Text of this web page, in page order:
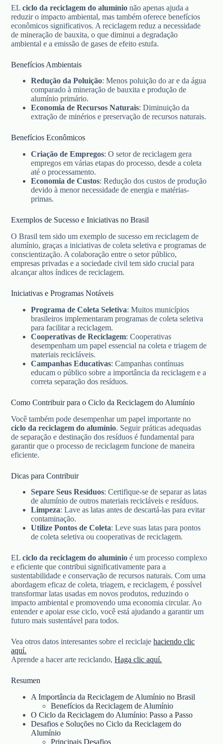
ELciclo da reciclagem do alumínio não apenas ajuda a
reduzir o impacto ambiental, mas também oferece benefícios
econômicos significativos. A reciclagem reduz a necessidade
de mineração de bauxita, o que diminui a degradação
ambiental e a emissão de gases de efeito estufa.
Benefícios Ambientais
Redução da Poluição: Menos poluição do ar e da água
comparado à mineração de bauxita e produção de
alumínio primário.
Economia de Recursos Naturais: Diminuição da
extração de minérios e preservação de recursos naturais.
Benefícios Econômicos
Criação de Empregos: O setor de reciclagem gera
empregos em várias etapas do processo, desde a coleta
até o processamento.
Economia de Custos: Redução dos custos de produção
devido à menor necessidade de energia e matérias-
primas.
Exemplos de Sucesso e Iniciativas no Brasil
O Brasil tem sido um exemplo de sucesso em reciclagem de
alumínio, graças a iniciativas de coleta seletiva e programas de
conscientização. A colaboração entre o setor público,
empresas privadas e a sociedade civil tem sido crucial para
alcançar altos índices de reciclagem.
Iniciativas e Programas Notáveis
Programa de Coleta Seletiva: Muitos municípios
brasileiros implementaram programas de coleta seletiva
para facilitar a reciclagem.
Cooperativas de Reciclagem: Cooperativas
desempenham um papel essencial na coleta e triagem de
materiais recicláveis.
Campanhas Educativas: Campanhas contínuas
educam o público sobre a importância da reciclagem e a
correta separação dos resíduos.
Como Contribuir para o Ciclo da Reciclagem do Alumínio
Você também pode desempenhar um papel importante no
ciclo da reciclagem do alumínio. Seguir práticas adequadas
de separação e destinação dos resíduos é fundamental para
garantir que o processo de reciclagem funcione de maneira
eficiente.
Dicas para Contribuir
Separe Seus Resíduos: Certifique-se de separar as latas
de alumínio de outros materiais recicláveis e resíduos.
Limpeza: Lave as latas antes de descartá-las para evitar
contaminação.
Utilize Pontos de Coleta: Leve suas latas para pontos
de coleta seletiva ou cooperativas de reciclagem.
ELciclo da reciclagem do alumínio é um processo complexo
e eficiente que contribui significativamente para a
sustentabilidade e conservação de recursos naturais. Com uma
abordagem eficaz de coleta, triagem, e reciclagem, é possível
transformar latas usadas em novos produtos, reduzindo o
impacto ambiental e promovendo uma economia circular. Ao
entender e apoiar esse ciclo, você está ajudando a garantir um
futuro mais sustentável para todos.
Vea otros datos interesantes sobre el reciclajehaciendo clic
aquí.
Aprende a hacer arte reciclando,Haga clic aquí.
Resumen
A Importância da Reciclagem de Alumínio no Brasil
Benefícios da Reciclagem de Alumínio
O Ciclo da Reciclagem do Alumínio: Passo a Passo
Desafios e Soluções no Ciclo da Reciclagem do
Alumínio
Principais Desafios